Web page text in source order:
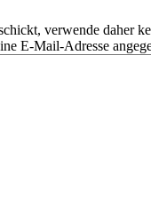
verwende daher
E-Mail-Adresse